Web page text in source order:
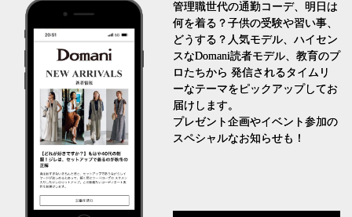
管理職世代の通勤コーデ、明日は
何を着る？子供の受験や習い事、
どうする？人気モデル、ハイセン
スなDomani読者モデル、教育のプ
ロたちから 発信されるタイムリ
ーなテーマをピックアップしてお
届けします。
プレゼント企画やイベント参加の
スペシャルなお知らせも！